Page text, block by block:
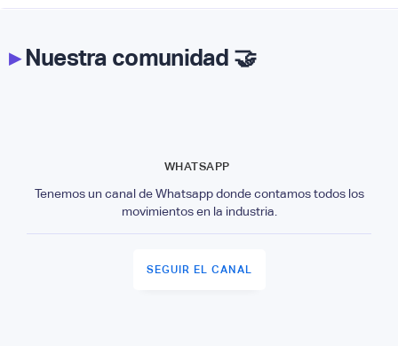
▸Nuestra comunidad 🤝
WHATSAPP
Tenemos un canal de Whatsapp donde contamos todos los
movimientos en la industria.
SEGUIR EL CANAL